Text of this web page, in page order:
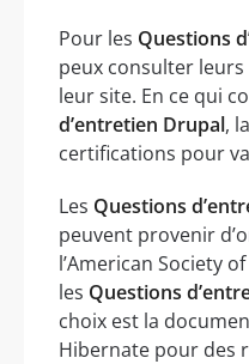
Pour les Questions
peux consulter
leur site. En ce qui
d’entretien Drupal,
certifications pour
Les Questions
peuvent provenir
l’American Society
les Questions
choix est la
Hibernate pour des